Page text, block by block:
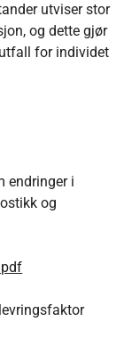
utviser stor
og dette gjør
for individet
endringer i
og